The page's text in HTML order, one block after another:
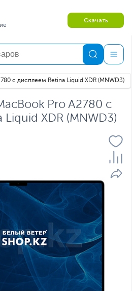
Скачать
с дисплеем Retina Liquid XDR (MNWD3)
Pro A2780 с
XDR (MNWD3)